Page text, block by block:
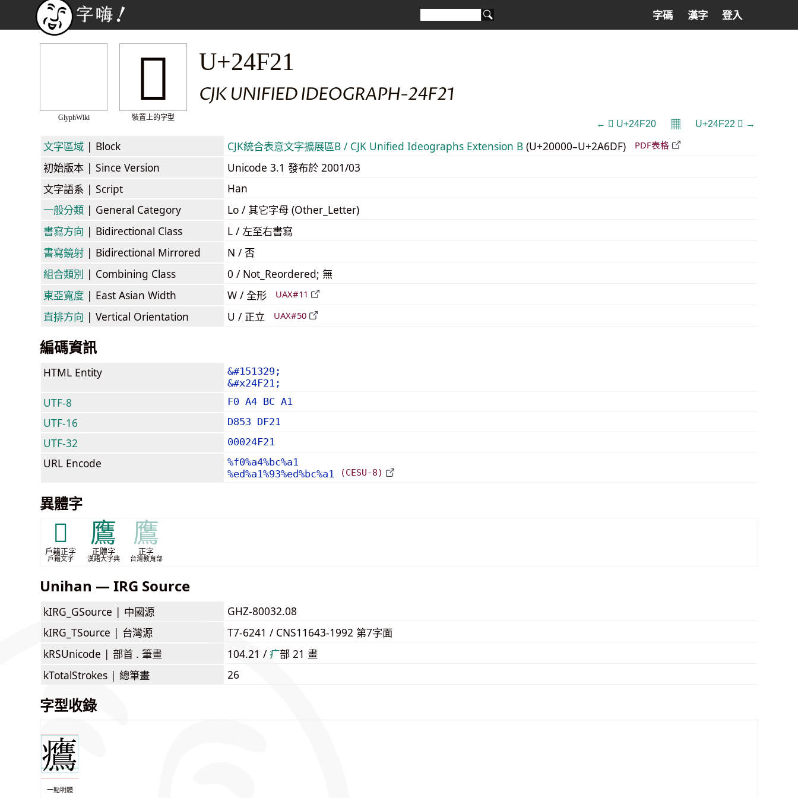
字碼 漢字 登入
GlyphWiki
𤼡
裝置上的字型
U+24F21
CJK UNIFIED IDEOGRAPH-24F21
← 𤼠 U+24F20 𝄜 U+24F22 𤼢 →
文字區域 | Block CJK統合表意文字擴展區B / CJK Unified Ideographs Extension B (U+20000–U+2A6DF) PDF表格
初始版本 | Since Version
Unicode 3.1 發布於 2001/03
文字語系 | Script
Han
一般分類 | General Category
Lo / 其它字母 (Other_Letter)
書寫方向 | Bidirectional Class
L / 左至右書寫
書寫鏡射 | Bidirectional Mirrored
N / 否
組合類別 | Combining Class
0 / Not_Reordered; 無
東亞寬度 | East Asian Width W / 全形 UAX#11
直排方向 | Vertical Orientation U / 正立 UAX#50
編碼資訊
HTML Entity
&#151329;
&#x24F21;
UTF-8 F0 A4 BC A1
UTF-16 D853 DF21
UTF-32 00024F21
URL Encode
%f0%a4%bc%a1
%ed%a1%93%ed%bc%a1
(CESU-8)
異體字
𤸰
戶籍正字
戶籍文字
鷹
正體字
漢語大字典
鷹
正字
台灣教育部
Unihan — IRG Source
kIRG_GSource | 中國源
GHZ-80032.08
kIRG_TSource | 台灣源
T7-6241 / CNS11643-1992 第7字面
kRSUnicode | 部首 . 筆畫 104.21 /⽧部 21 畫
kTotalStrokes | 總筆畫 26
字型收錄
一點明體